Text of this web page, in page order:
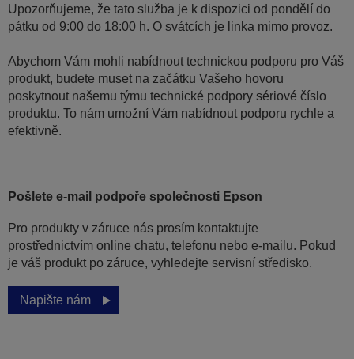
Upozorňujeme, že tato služba je k dispozici od pondělí do
pátku od 9:00 do 18:00 h. O svátcích je linka mimo provoz.
Abychom Vám mohli nabídnout technickou podporu pro Váš
produkt, budete muset na začátku Vašeho hovoru
poskytnout našemu týmu technické podpory sériové číslo
produktu. To nám umožní Vám nabídnout podporu rychle a
efektivně.
Pošlete e-mail podpoře společnosti Epson
Pro produkty v záruce nás prosím kontaktujte
prostřednictvím online chatu, telefonu nebo e-mailu. Pokud
je váš produkt po záruce, vyhledejte servisní středisko.
Napište nám